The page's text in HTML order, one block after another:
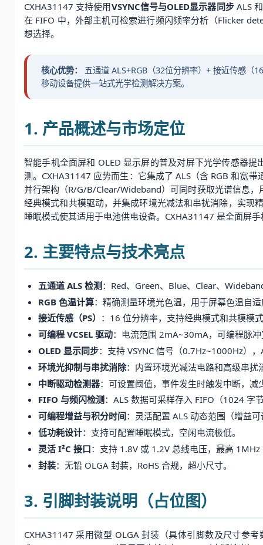
CXHA31147 支持使用VSYNC信号与OLED显示器同步ALS
在 FIFO 中，外部主机可检索进行频闪频率分析（Flicker
想选择。
核心优势：
五通道 ALS+RGB（32位分辨率）+ 接近传感（
移动设备提供一站式光学检测解决方案。
1. 产品概述与市场定位
智能手机全面屏和 OLED 显示屏的普及对屏下光学传感器
测。CXHA31147 应势而生：它集成了 ALS（含 RGB 和宽
并行架构（R/G/B/Clear/Wideband）可同时获取光谱信息，
经典模式和共模驱动，并集成环境光减法和串扰消除，实现
睡眠模式使其适用于电池供电设备。CXHA31147 是全面屏
2. 主要特点与技术亮点
五通道 ALS 检测：Red、Green、Blue、Clear、
RGB 色温计算：精确测量环境光色温，用于屏幕色温自
接近传感（PS） ：16 位分辨率，支持经典模式和共模模
可编程 VCSEL 驱动：电流范围 2mA~30mA，可编程脉
OLED 显示同步：支持 VSYNC 信号（0.7Hz~1000Hz）
环境光抑制与串扰消除：内置环境光减法电路和高级串
中断驱动检测器：可设置阈值，事件发生时触发中断，减
FIFO 与频闪检测 ：ALS 数据可采样存入 FIFO（1024 字
可编程增益与积分时间：灵活配置 ALS 动态范围（增益
低功耗设计：支持可配置睡眠模式，空闲电流极低。
灵活 I²C 接口：支持 1.8V 或 1.2V 总线电压，最高 1MHz
封装：无铅 OLGA 封装，RoHS 合规，超小尺寸。
3. 引脚封装说明（占位图）
CXHA31147 采用微型 OLGA 封装（具体引脚数及尺寸参